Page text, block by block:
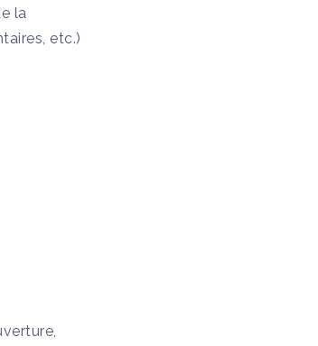
la
etc.)